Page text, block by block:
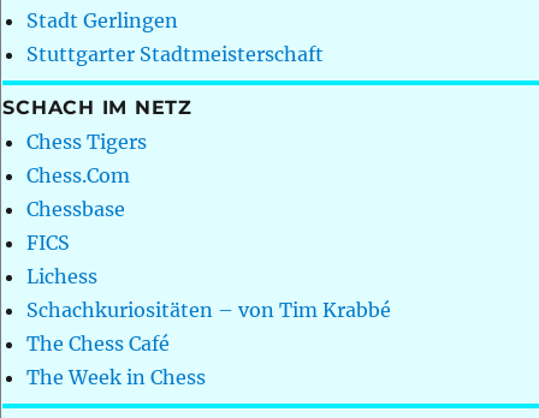
Stadt Gerlingen
Stuttgarter Stadtmeisterschaft
SCHACH IM NETZ
Chess Tigers
Chess.Com
Chessbase
FICS
Lichess
Schachkuriositäten – von Tim Krabbé
The Chess Café
The Week in Chess